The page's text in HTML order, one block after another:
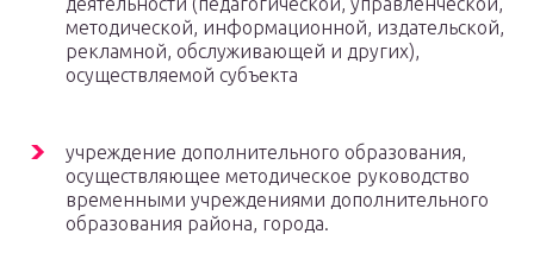
методической, информационной, издательской,
рекламной, обслуживающей и других),
осуществляемой субъекта
учреждение дополнительного образования,
осуществляющее методическое руководство
временными учреждениями дополнительного
образования района, города.